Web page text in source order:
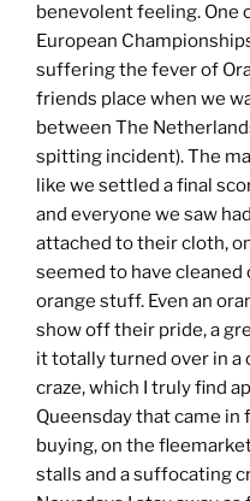
benevolent feeling. One
European
suffering the fever of
friends place when we
between The
spitting incident). The
like we settled a final
and everyone we saw
attached to their cloth,
seemed to have
orange stuff. Even an
show off their pride, a
it totally turned over in
craze, which I truly find
Queensday that came in
buying, on the
stalls and a suffocating